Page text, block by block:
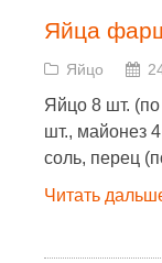
Яйца
Яйцо
Яйцо 8 шт.
шт., майонез
соль, перец
Читать